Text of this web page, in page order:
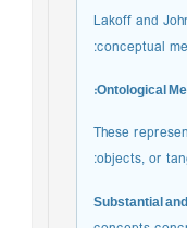
Lakoff and
conceptual
Ontological
These
objects, or
Substantial